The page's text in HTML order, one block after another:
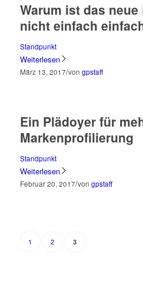
Warum ist das
nicht einfach
Standpunkt
Weiterlesen
März 13, 2017/von gpstaff
Ein Plädoyer für
Markenprofilierung
Standpunkt
Weiterlesen
Februar 20, 2017/von gpstaff
1 2 3